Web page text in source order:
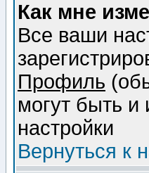
Как мне
Все ваши
Профиль
могут быть
настройки
Вернуться к